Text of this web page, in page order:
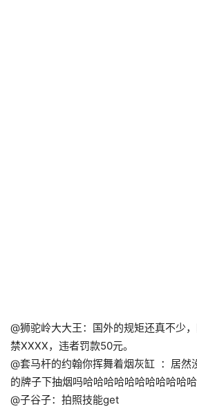
@狮驼岭大大王：国外的规矩还真不少
禁XXXX，违者罚款50元。
@套马杆的约翰你挥舞着烟灰缸 ：居然
的牌子下抽烟吗哈哈哈哈哈哈哈哈哈哈哈
@子谷子：拍照技能get